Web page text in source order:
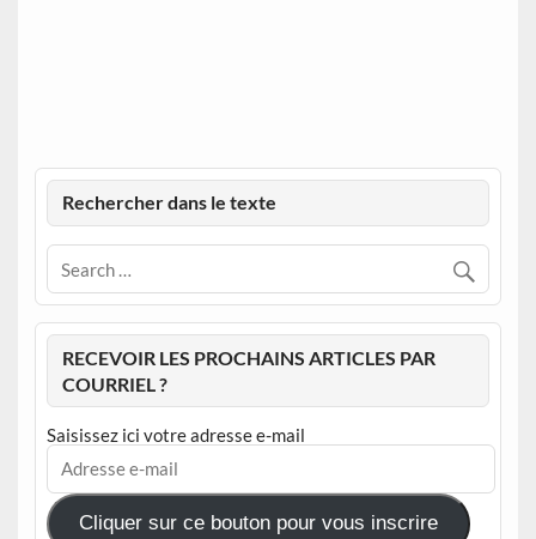
Rechercher dans le texte
RECEVOIR LES PROCHAINS ARTICLES PAR
COURRIEL ?
Saisissez ici votre adresse e-mail
Adresse
mail
Cliquer sur ce bouton pour vous inscrire